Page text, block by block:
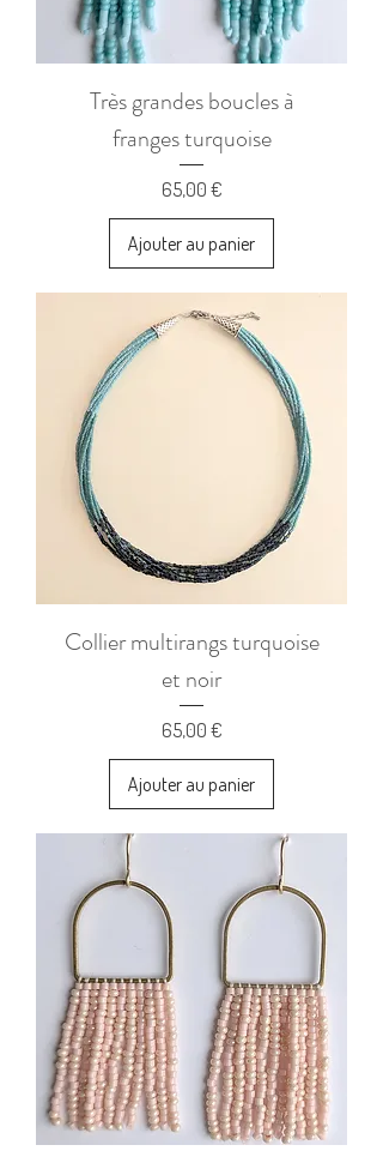
Très grandes boucles à
franges turquoise
Prix
65,00 €
Ajouter au panier
Collier multirangs turquoise
et noir
Prix
65,00 €
Ajouter au panier